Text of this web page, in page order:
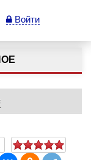
Войти